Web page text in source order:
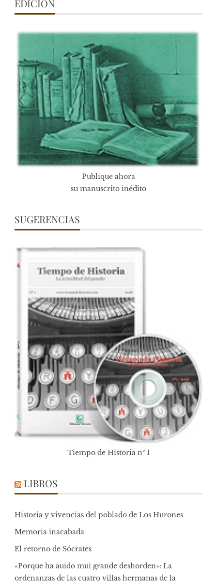
EDICIÓN
Publique ahora
su manuscrito inédito
SUGERENCIAS
Tiempo de Historia nº 1
LIBROS
Historia y vivencias del poblado de Los Hurones
Memoria inacabada
El retorno de Sócrates
«Porque ha auido mui grande deshorden»: La
ordenanzas de las cuatro villas hermanas de la